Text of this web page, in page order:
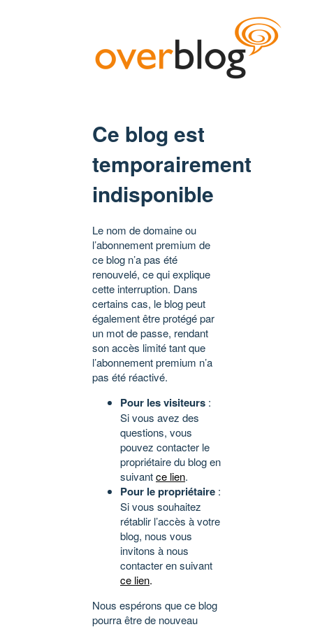
Ce blog est
temporairement
indisponible
Le nom de domaine ou
l’abonnement premium de
ce blog n’a pas été
renouvelé, ce qui explique
cette interruption. Dans
certains cas, le blog peut
également être protégé par
un mot de passe, rendant
son accès limité tant que
l’abonnement premium n’a
pas été réactivé.
Pour les visiteurs :
Si vous avez des
questions, vous
pouvez contacter le
propriétaire du blog en
suivantce lien.
Pour le propriétaire :
Si vous souhaitez
rétablir l’accès à votre
blog, nous vous
invitons à nous
contacter en suivant
ce lien.
Nous espérons que ce blog
pourra être de nouveau